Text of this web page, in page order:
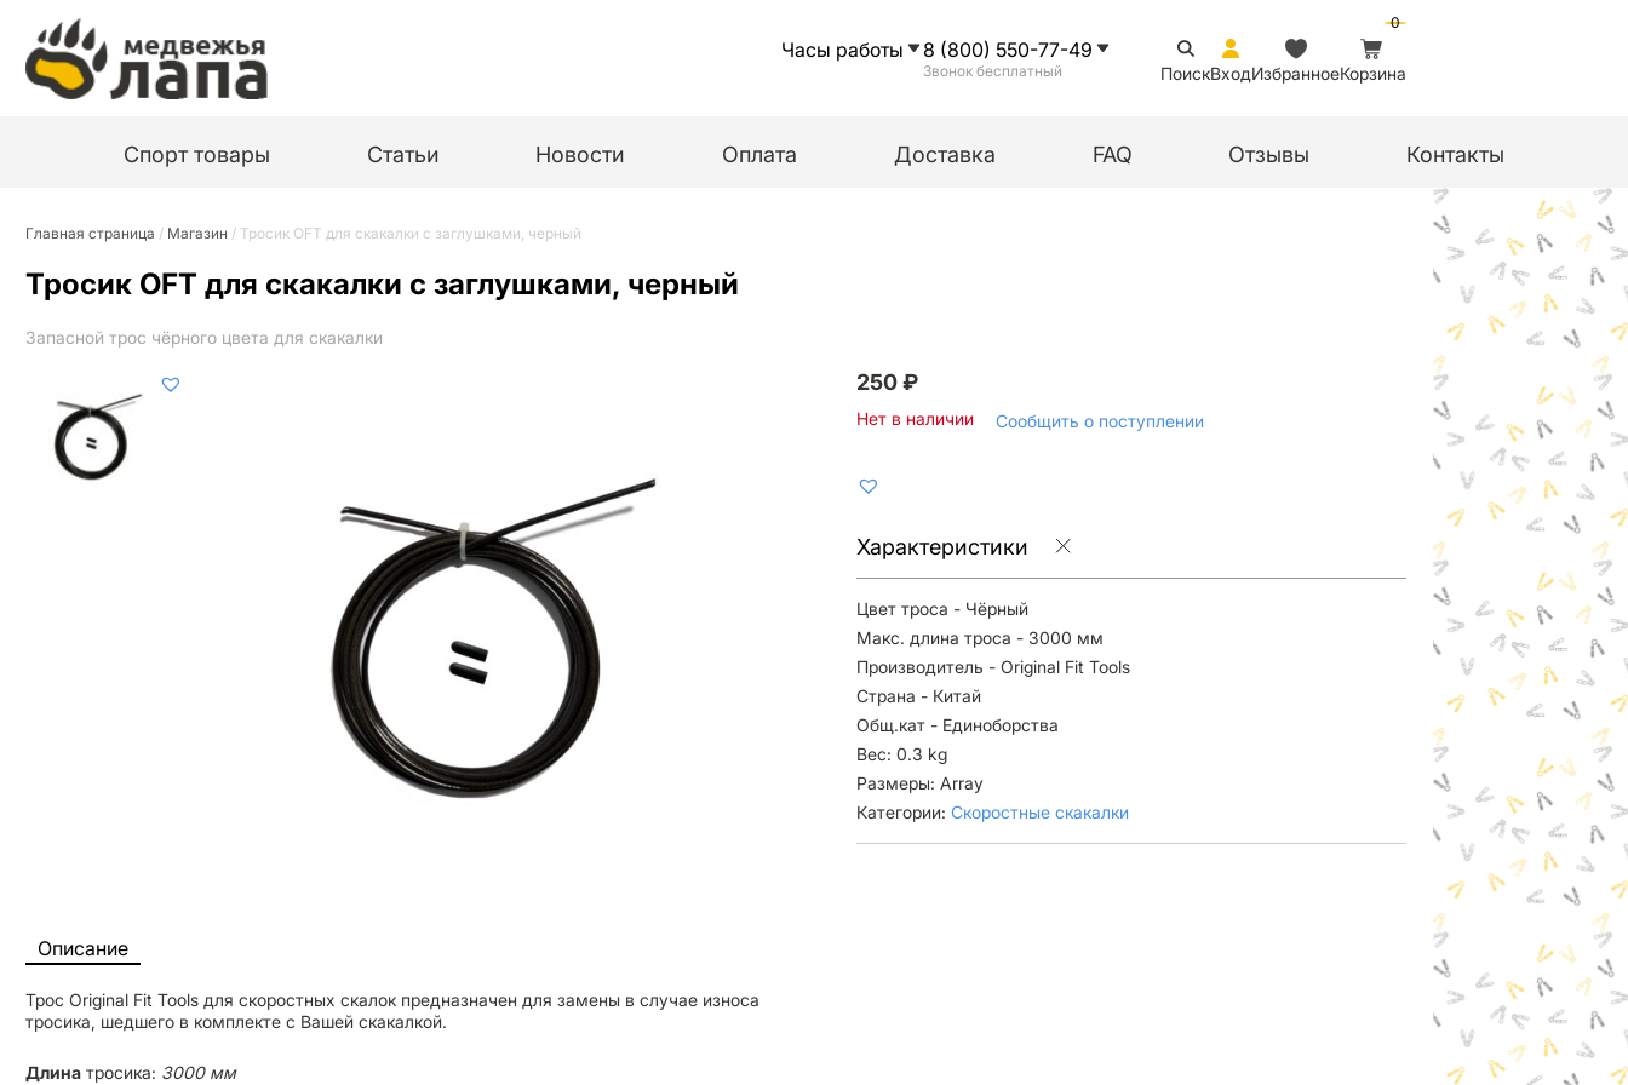
Часы работы 8 (800) 550-77-49
Звонок бесплатный ПоискВходИзбранное
0
Корзина
Спорт товары Статьи Новости Оплата Доставка FAQ Отзывы Контакты
Главная страница / Магазин / Тросик OFT для скакалки с заглушками, черный
Тросик OFT для скакалки с заглушками, черный
Запасной трос чёрного цвета для скакалки
Описание
Трос Original Fit Tools для скоростных скалок предназначен для замены в случае износа
тросика, шедшего в комплекте с Вашей скакалкой.
Длина тросика: 3000 мм
250₽
Нет в наличии Сообщить о поступлении
Характеристики
Цвет троса - Чёрный
Макс. длина троса - 3000 мм
Производитель - Original Fit Tools
Страна - Китай
Общ.кат - Единоборства
Вес: 0.3 kg
Размеры: Array
Категории: Скоростные скакалки